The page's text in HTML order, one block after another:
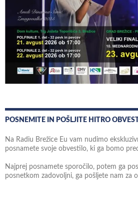
POSNEMITE IN POŠLJITE HITRO
Na Radiu Brežice Eu vam nudimo
posnamete svoje obvestilo, ki ga bomo
Najprej posnamete sporočilo, potem ga
posnetkom zadovoljni, ga pošljete nam za